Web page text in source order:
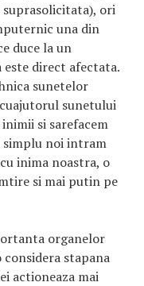
ori
una din
duce la un
este direct afectata.
sunetelor
sunetului
si sarefacem
simplu noi intram
inima noastra, o
si mai putin pe
organelor
stapana
actioneaza mai